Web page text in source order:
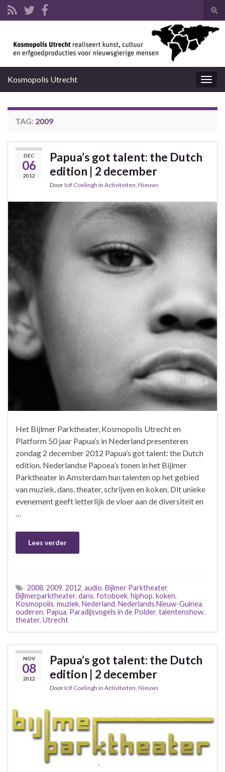
Kosmopolis Utrecht
TAG: 2009
DEC
06
2012
Papua’s got talent: the Dutch
edition | 2 december
DoorIcif Coelingh in Activiteiten, Nieuws
Het Bijlmer Parktheater, Kosmopolis Utrecht en
Platform 50 jaar Papua’s in Nederland presenteren
zondag 2 december 2012 Papua’s got talent: the Dutch
edition. Nederlandse Papoea’s tonen in het Bijlmer
Parktheater in Amsterdam hun talenten op het gebied
van muziek, dans, theater, schrijven en koken. Dit unieke
evenement geeft letterlijk de vloer aan de diversiteit en
…
Lees verder
2008, 2009, 2012, audio, Bijlmer Parktheater,
Bijlmerparktheater, dans, fotoboek, hiphop, koken,
Kosmopolis, muziek, Nederland, Nederlands Nieuw-Guinea,
ouderen, Papua, Paradijsvogels in de Polder, talentenshow,
theater, Utrecht
NOV
08
2012
Papua’s got talent: the Dutch
edition | 2 december
DoorIcif Coelingh in Activiteiten, Nieuws